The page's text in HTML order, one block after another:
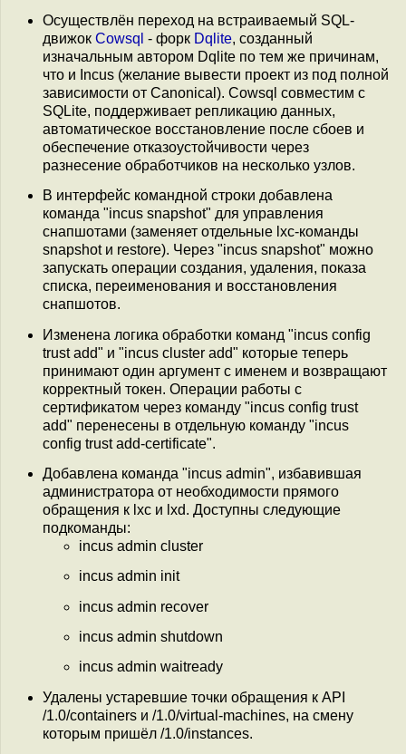
Осуществлён переход на встраиваемый SQL-
движок Cowsql - форк Dqlite, созданный
изначальным автором Dqlite по тем же причинам,
что и Incus (желание вывести проект из под полной
зависимости от Canonical). Cowsql совместим с
SQLite, поддерживает репликацию данных,
автоматическое восстановление после сбоев и
обеспечение отказоустойчивости через
разнесение обработчиков на несколько узлов.
В интерфейс командной строки добавлена
команда "incus snapshot" для управления
снапшотами (заменяет отдельные lxc-команды
snapshot и restore). Через "incus snapshot" можно
запускать операции создания, удаления, показа
списка, переименования и восстановления
снапшотов.
Изменена логика обработки команд "incus config
trust add" и "incus cluster add" которые теперь
принимают один аргумент c именем и возвращают
корректный токен. Операции работы с
сертификатом через команду "incus config trust
add" перенесены в отдельную команду "incus
config trust add-certificate".
Добавлена команда "incus admin", избавившая
администратора от необходимости прямого
обращения к lxc и lxd. Доступны следующие
подкоманды:
incus admin cluster
incus admin init
incus admin recover
incus admin shutdown
incus admin waitready
Удалены устаревшие точки обращения к API
/1.0/containers и /1.0/virtual-machines, на смену
которым пришёл /1.0/instances.